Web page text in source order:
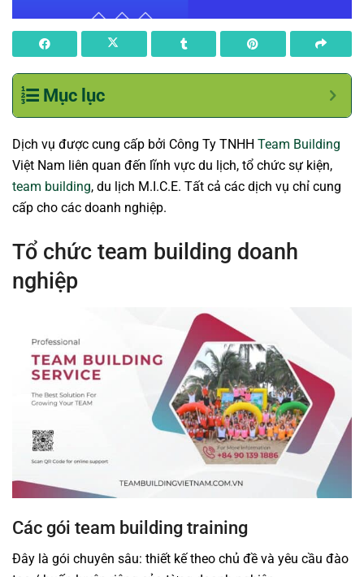
Mục lục
Dịch vụ được cung cấp bởi Công Ty TNHH Team Building
Việt Nam liên quan đến lĩnh vực du lịch, tổ chức sự kiện,
team building, du lịch M.I.C.E. Tất cả các dịch vụ chỉ cung
cấp cho các doanh nghiệp.
Tổ chức team building doanh
nghiệp
Các gói team building training
Đây là gói chuyên sâu: thiết kế theo chủ đề và yêu cầu đào